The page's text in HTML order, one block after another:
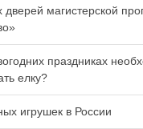
дверей магистерской
праздниках
елку?
игрушек в России